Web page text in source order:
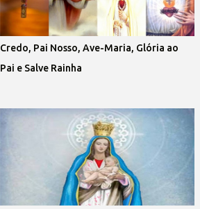
Credo, Pai Nosso, Ave-Maria, Glória ao
Pai e Salve Rainha